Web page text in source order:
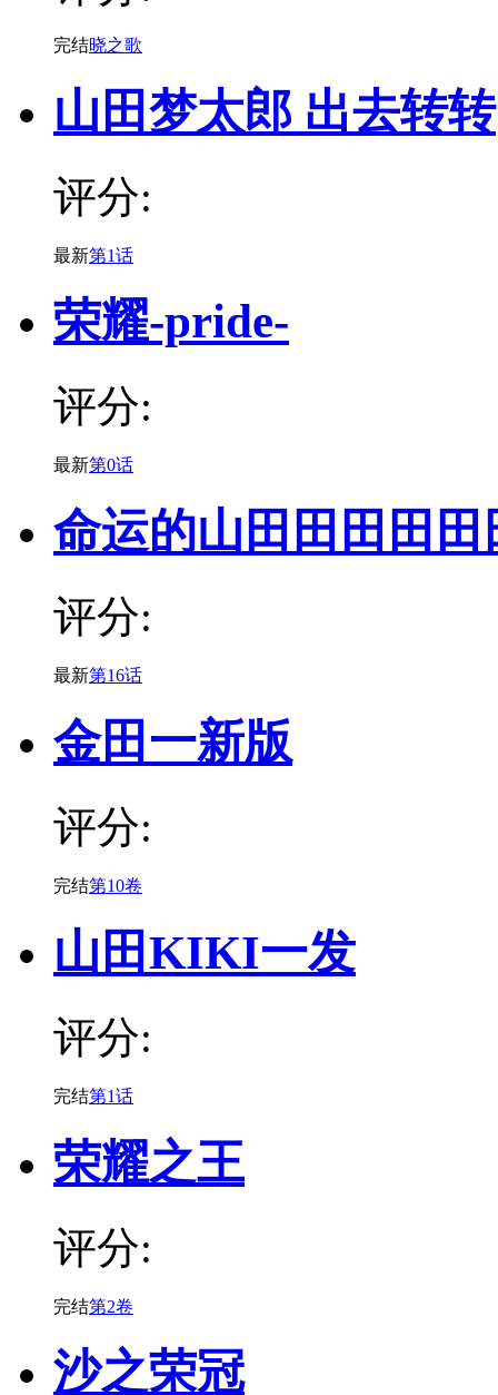
完结晓之歌
山田梦太郎 出去转转
评分:
最新第1话
荣耀-pride-
评分:
最新第0话
命运的山田田田田
评分:
最新第16话
金田一新版
评分:
完结第10卷
山田KIKI一发
评分:
完结第1话
荣耀之王
评分:
完结第2卷
沙之荣冠